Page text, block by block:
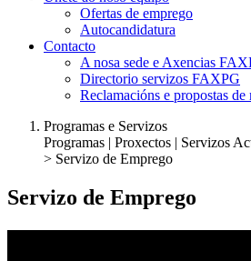
Ofertas de emprego
Autocandidatura
Contacto
A nosa sede e Axencias
Directorio servizos FAXPG
Reclamacións e propostas de
Programas e Servizos
Programas | Proxectos | Servizos
> Servizo de Emprego
Servizo de Emprego